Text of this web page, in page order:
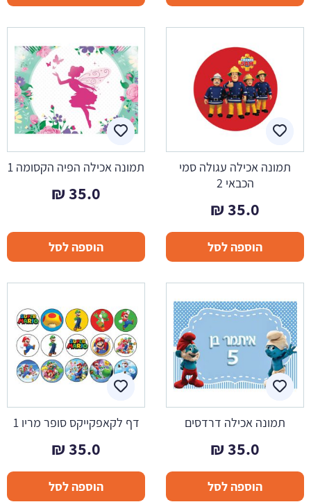
תמונה אכילה עגולה סמי
הכבאי 2
35.0
₪
הוספה לסל
תמונה אכילה הפיה הקסומה 1
35.0
₪
הוספה לסל
תמונה אכילה דרדסים
35.0
₪
הוספה לסל
דף לקאפקייקס סופר מריו 1
35.0
₪
הוספה לסל